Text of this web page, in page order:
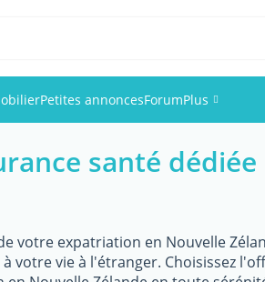
Petites annoncesForumPlus
Événements
Photos
santé
votre expatriation en Nouvelle
votre vie à l'étranger. Choisissez